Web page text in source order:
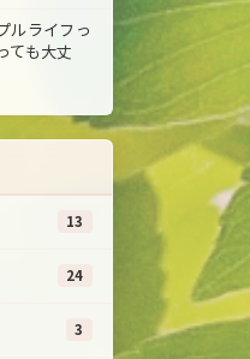
ルライフっ
ても大丈
13
24
3